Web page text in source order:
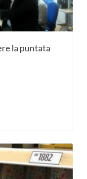
la puntata